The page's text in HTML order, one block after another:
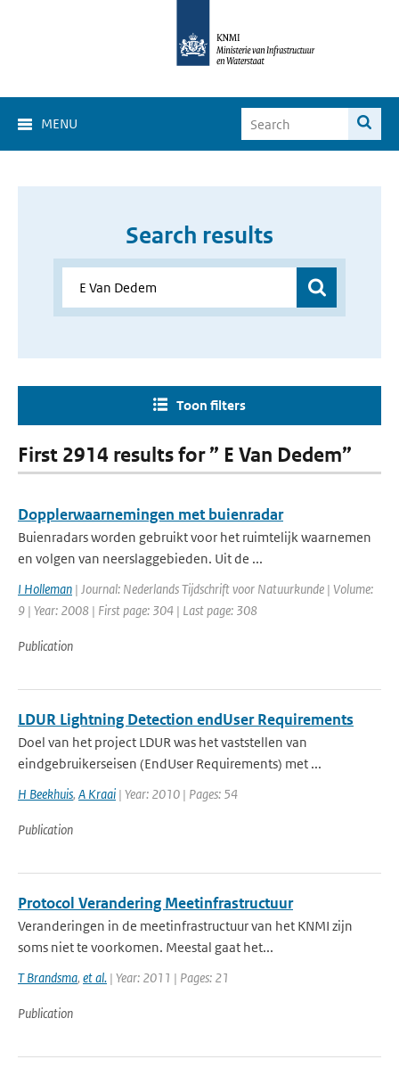
MENU
Search results
Toon filters
First 2914 results for ” E Van Dedem”
Dopplerwaarnemingen met buienradar
Buienradars worden gebruikt voor het ruimtelijk waarnemen
en volgen van neerslaggebieden. Uit de ...
I Holleman | Journal: Nederlands Tijdschrift voor Natuurkunde | Volume:
9 | Year: 2008 | First page: 304 | Last page: 308
Publication
LDUR Lightning Detection endUser Requirements
Doel van het project LDUR was het vaststellen van
eindgebruikerseisen (EndUser Requirements) met ...
H Beekhuis, A Kraai | Year: 2010 | Pages: 54
Publication
Protocol Verandering Meetinfrastructuur
Veranderingen in de meetinfrastructuur van het KNMI zijn
soms niet te voorkomen. Meestal gaat het...
T Brandsma, et al. | Year: 2011 | Pages: 21
Publication